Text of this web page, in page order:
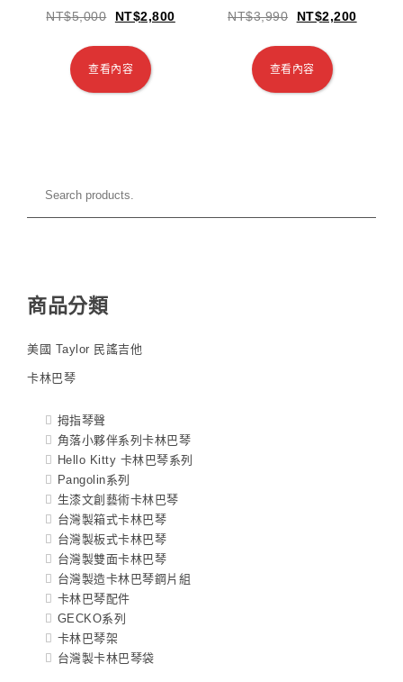
NT$5,000 NT$2,800
查看內容
NT$3,990 NT$2,200
查看內容
商品分類
美國 Taylor 民謠吉他
卡林巴琴
拇指琴聲
角落小夥伴系列卡林巴琴
Hello Kitty 卡林巴琴系列
Pangolin系列
生漆文創藝術卡林巴琴
台灣製箱式卡林巴琴
台灣製板式卡林巴琴
台灣製雙面卡林巴琴
台灣製造卡林巴琴鋼片組
卡林巴琴配件
GECKO系列
卡林巴琴架
台灣製卡林巴琴袋